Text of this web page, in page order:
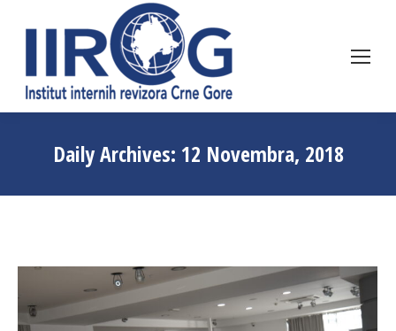
Daily Archives: 12 Novembra, 2018